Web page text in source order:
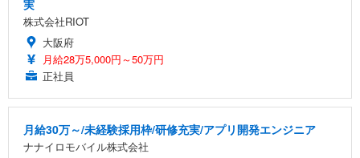
実
株式会社RIOT
大阪府
月給28万5,000円～50万円
正社員
月給30万～/未経験採用枠/研修充実/アプリ開発エンジニア
ナナイロモバイル株式会社